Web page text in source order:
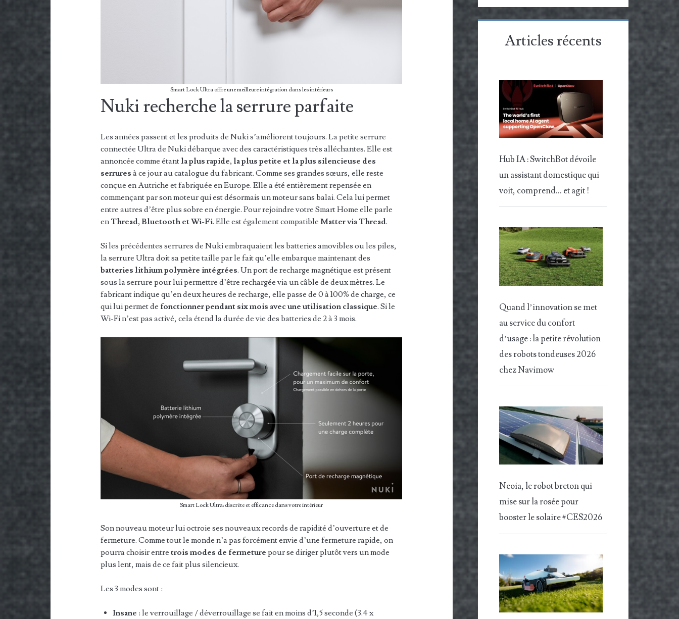
Smart Lock Ultra offre une meilleure intégration dans les intérieurs
Nuki recherche la serrure parfaite
Les années passent et les produits de Nuki s’améliorent toujours. La petite serrure
connectée Ultra de Nuki débarque avec des caractéristiques très alléchantes. Elle est
annoncée comme étant la plus rapide, la plus petite et la plus silencieuse des
serrures à ce jour au catalogue du fabricant. Comme ses grandes sœurs, elle reste
conçue en Autriche et fabriquée en Europe. Elle a été entièrement repensée en
commençant par son moteur qui est désormais un moteur sans balai. Cela lui permet
entre autres d’être plus sobre en énergie. Pour rejoindre votre Smart Home elle parle
en Thread, Bluetooth et Wi-Fi. Elle est également compatibleMatter via Thread.
Si les précédentes serrures de Nuki embraquaient les batteries amovibles ou les piles,
la serrure Ultra doit sa petite taille par le fait qu’elle embarque maintenant des
batteries lithium polymère intégrées. Un port de recharge magnétique est présent
sous la serrure pour lui permettre d’être rechargée via un câble de deux mètres. Le
fabricant indique qu’en deux heures de recharge, elle passe de 0 à 100% de charge, ce
qui lui permet de fonctionner pendant six mois avec une utilisation classique. Si le
Wi-Fi n’est pas activé, cela étend la durée de vie des batteries de 2 à 3 mois.
Smart Lock Ultra: discrète et efficance dans votre intérieur
Son nouveau moteur lui octroie ses nouveaux records de rapidité d’ouverture et de
fermeture. Comme tout le monde n’a pas forcément envie d’une fermeture rapide, on
pourra choisir entretrois modes de fermeture pour se diriger plutôt vers un mode
plus lent, mais de ce fait plus silencieux.
Les 3 modes sont :
Insane : le verrouillage / déverrouillage se fait en moins d’1,5 seconde (3.4 x
Articles récents
Hub IA : SwitchBot dévoile
un assistant domestique qui
voit, comprend… et agit !
Quand l’innovation se met
au service du confort
d’usage : la petite révolution
des robots tondeuses 2026
chez Navimow
Neoia, le robot breton qui
mise sur la rosée pour
booster le solaire #CES2026